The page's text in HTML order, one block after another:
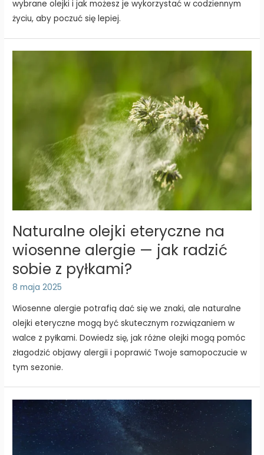
wybrane olejki i jak możesz je wykorzystać w codziennym
życiu, aby poczuć się lepiej.
Naturalne olejki eteryczne na
wiosenne alergie — jak radzić
sobie z pyłkami?
8 maja 2025
Wiosenne alergie potrafią dać się we znaki, ale naturalne
olejki eteryczne mogą być skutecznym rozwiązaniem w
walce z pyłkami. Dowiedz się, jak różne olejki mogą pomóc
złagodzić objawy alergii i poprawić Twoje samopoczucie w
tym sezonie.